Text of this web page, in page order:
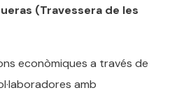
(Travessera de les
econòmiques a través de
amb